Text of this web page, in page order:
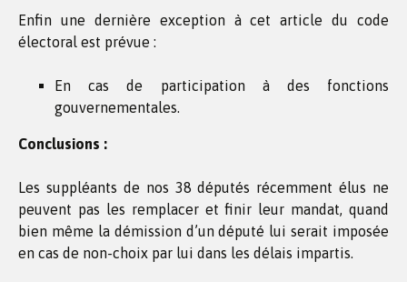
Enfin une dernière exception à cet article du code
électoral est prévue :
En cas de participation à des fonctions
gouvernementales.
Conclusions :
Les suppléants de nos 38 députés récemment élus ne
peuvent pas les remplacer et finir leur mandat, quand
bien même la démission d’un député lui serait imposée
en cas de non-choix par lui dans les délais impartis.